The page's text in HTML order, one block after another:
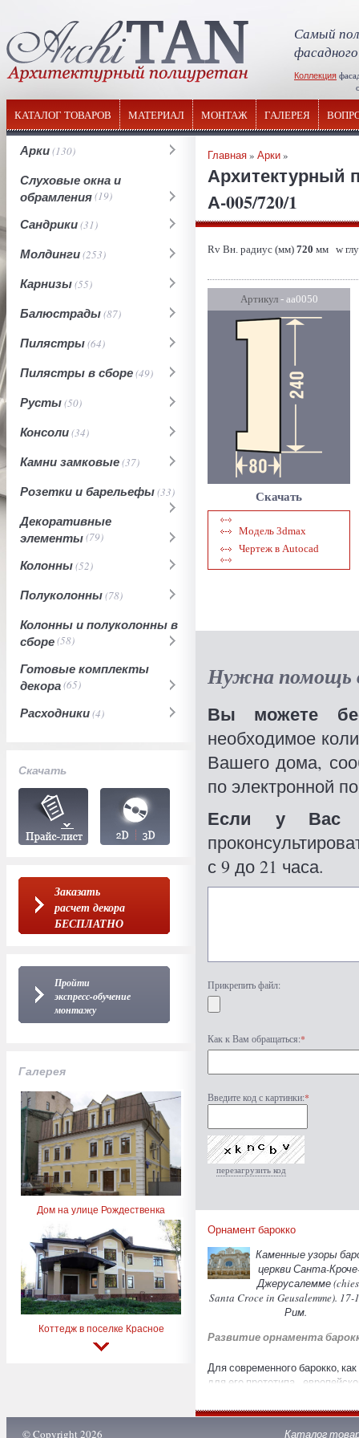
Самый
Коллекция
КАТАЛОГ ТОВАРОВ МАТЕРИАЛ МОНТАЖ ГАЛЕРЕЯ
Арки(130)
Слуховые окна и
обрамления(19)
Сандрики(31)
Молдинги(253)
Карнизы(55)
Балюстрады(87)
Пилястры(64)
Пилястры в сборе(49)
Русты(50)
Консоли(34)
Камни замковые(37)
Розетки и барельефы(33)
Декоративные
элементы(79)
Колонны(52)
Полуколонны(78)
Колонны и полуколонны в
сборе(58)
Готовые комплекты
декора(65)
Расходники(4)
Скачать
Заказать
расчет декора
БЕСПЛАТНО
Пройти
экспресс-обучение
монтажу
Галерея
Дом на улице Рождественка
Коттедж в поселке Красное
Главная» Арки»
Архитектурный
А-005/720/1
Rv Вн. радиус (мм) 720 мм w
Артикул- аа0050
Скачать
Модель 3dmax
Чертеж в Autocad
Нужна помощь
Вы можете
необходимое
Вашего дома,
по электронной
Если у Вас
с 9 до 21 часа.
Прикрепить файл:
Как к Вам обращаться:*
Введите код с картинки:*
перезагрузить код
Орнамент барокко
Каменные узоры
церкви Санта-
Джерусалемме
Santa Croce in Geusalemme). 17-
Рим.
Развитие орнамента
Для современного барокко, как
для его прототипа -
масштабность, резкие
© Copyright 2026 Каталог